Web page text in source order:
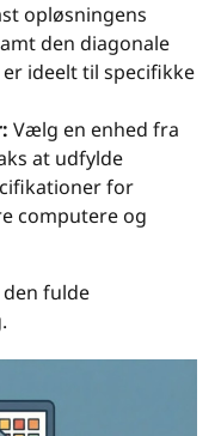
opløsningens
den diagonale
ideelt til specifikke
Vælg en enhed fra
at udfylde
for
computere og
fulde